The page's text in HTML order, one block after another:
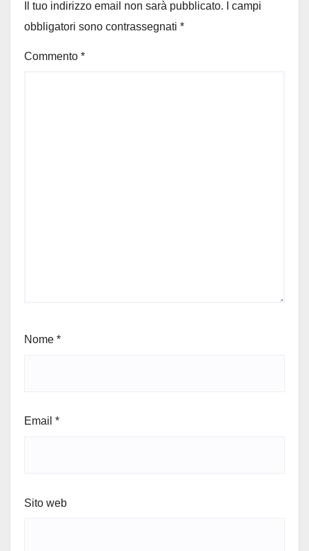
Il tuo indirizzo email non sarà pubblicato.
I campi
obbligatori sono contrassegnati *
Commento *
Nome *
Email *
Sito web